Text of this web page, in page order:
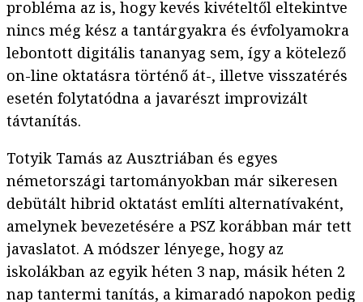
probléma az is, hogy kevés kivételtől eltekintve
nincs még kész a tantárgyakra és évfolyamokra
lebontott digitális tananyag sem, így a kötelező
on-line oktatásra történő át-, illetve visszatérés
esetén folytatódna a javarészt improvizált
távtanítás.
Totyik Tamás az Ausztriában és egyes
németországi tartományokban már sikeresen
debütált hibrid oktatást említi alternatívaként,
amelynek bevezetésére a PSZ korábban már tett
javaslatot. A módszer lényege, hogy az
iskolákban az egyik héten 3 nap, másik héten 2
nap tantermi tanítás, a kimaradó napokon pedig